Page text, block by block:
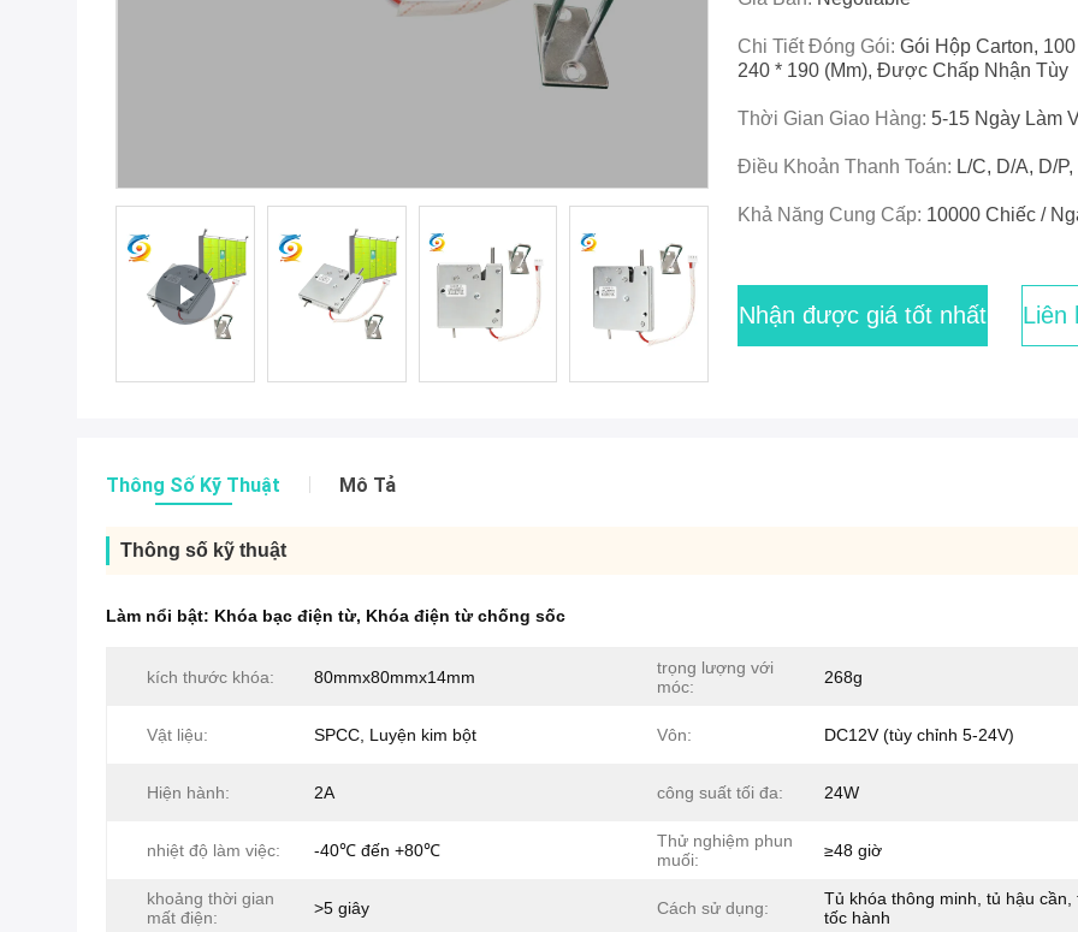
Chi Tiết Đóng Gói: Gói Hộp Carton,
240 * 190 (mm), Được Chấp Nhận Tùy
Thời Gian Giao Hàng: 5-15 Ngày Làm
Điều Khoản Thanh Toán: L/C, D/A, D/
Khả Năng Cung Cấp: 10000 Chiếc /
Nhận được giá tốt nhất Liên
Thông Số Kỹ Thuật Mô Tả
Thông số kỹ thuật
Làm nổi bật: Khóa bạc điện từ, Khóa điện từ chống sốc
kích thước khóa: 80mmx80mmx14mm
trọng lượng với
móc:
268g
Vật liệu: SPCC, Luyện kim bột Vôn: DC12V (tùy chỉnh 5-24V)
Hiện hành: 2A công suất tối đa: 24W
nhiệt độ làm việc: -40℃ đến +80℃
Thử nghiệm phun
muối:
≥48 giờ
khoảng thời gian
mất điện:
>5 giây Cách sử dụng:
Tủ khóa thông minh, tủ hậu cần,
tốc hành